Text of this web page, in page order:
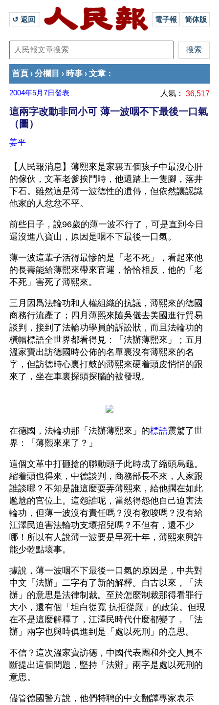
↺ 返回 電子報 简体版
首頁 › 分欄目 › 時事 › 文章 ：
2004年5月7日發表 人氣： 36,517
這兩字改動非同小可 薄一波咽不下最後一口氣
（圖）
姜平
【人民報消息】薄熙來是家裏五個孩子中最沒心肝
的傢伙，文革老爹挨鬥時，他還踏上一隻腳，落井
下石。雖然這是薄一波德性的遺傳，但依然讓認識
他家的人忿忿不平。
前些日子，說96歲的薄一波不行了，可是直到今日
還沒進八寶山，原因是咽不下最後一口氣。
薄一波這輩子活得最慘的是「老不死」，看起來他
的長壽能給薄熙來帶來官運，恰恰相反，他的「老
不死」害死了薄熙來。
三月因爲法輪功和人權組織的抗議，薄熙來的德國
商務行流產了；四月薄熙來隨吳儀去美國進行貿易
談判，接到了法輪功學員的訴訟狀，而且法輪功的
橫幅標語全世界都看得見：「法辦薄熙來」；五月
溫家寶出訪德國時公佈的名單裏沒有薄熙來的名
字，但訪德時心裏打鼓的薄熙來硬着頭皮悄悄的跟
來了，坐在車裏探頭探腦的被發現。
在德國，法輪功那「法辦薄熙來」的標語震驚了世
界：「薄熙來來了？」
這個文革中打砸搶的聯動頭子此時成了縮頭烏龜。
縮着頭也得來，中德談判，商務部長不來，人家跟
誰談哪？不知是誰這麼耍弄薄熙來，給他擱在如此
尷尬的官位上。這怨誰呢，當然得怨他自己迫害法
輪功，但薄一波沒有責任嗎？沒有教唆嗎？沒有給
江澤民迫害法輪功支壞招兒嗎？不但有，還不少
哪！所以有人說薄一波要是早死十年，薄熙來興許
能少乾點壞事。
據說，薄一波咽不下最後一口氣的原因是，中共對
中文「法辦」二字有了新的解釋。自古以來，「法
辦」的意思是法律制裁。至於怎麼制裁那得看罪行
大小，還有個「坦白從寬 抗拒從嚴」的政策。但現
在不是這麼解釋了，江澤民時代什麼都變了，「法
辦」兩字也與時俱進到是「處以死刑」的意思。
不信？這次溫家寶訪德，中國代表團和外交人員不
斷提出這個問題，堅持「法辦」兩字是處以死刑的
意思。
儘管德國警方說，他們特聘的中文翻譯專家表示